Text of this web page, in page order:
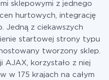
sklepowymi z jednego
hurtowych, integrację
Jedną z ciekawszych
startowej strony typu
tworzony sklep.
AJAX, korzystało z niej
w 175 krajach na całym